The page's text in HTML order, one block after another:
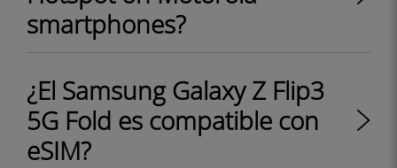
smartphones?
¿El Samsung Galaxy Z Flip3
5G Fold es compatible con
eSIM?